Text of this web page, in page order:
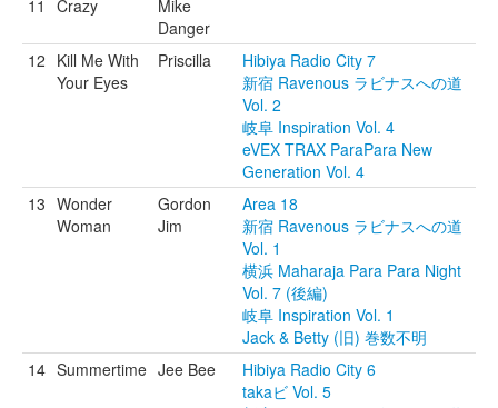
11
Crazy
Mike
Danger
12 Kill Me With
Your Eyes
Priscilla
Hibiya Radio City 7
新宿 Ravenous ラビナスへの道
Vol. 2
岐阜 Inspiration Vol. 4
eVEX TRAX ParaPara New
Generation Vol. 4
13 Wonder
Woman
Gordon
Jim
Area 18
新宿 Ravenous ラビナスへの道
Vol. 1
横浜 Maharaja Para Para Night
Vol. 7 (後編)
岐阜 Inspiration Vol. 1
Jack & Betty (旧) 巻数不明
14 Summertime Jee Bee
Hibiya Radio City 6
takaビ Vol. 5